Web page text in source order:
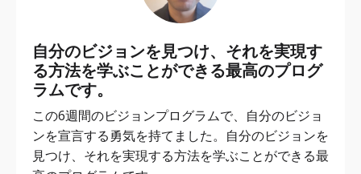
自分のビジョンを見つけ、それを実現す
る方法を学ぶことができる最高のプログ
ラムです。
この6週間のビジョンプログラムで、自分のビジョ
ンを宣言する勇気を持てました。自分のビジョンを
見つけ、それを実現する方法を学ぶことができる最